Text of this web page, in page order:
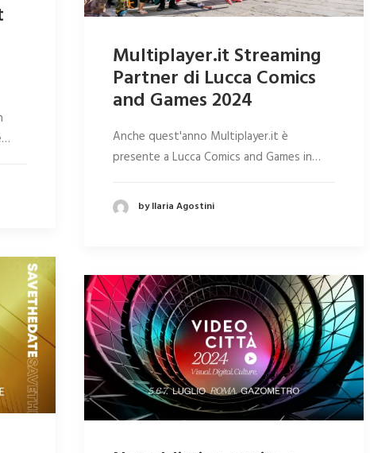
Multiplayer.it Streaming
Partner di Lucca Comics
and Games 2024
Anche quest'anno Multiplayer.it è
presente a Lucca Comics and Games in…
by Ilaria Agostini